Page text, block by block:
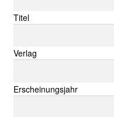
Titel
Verlag
Erscheinungsjahr